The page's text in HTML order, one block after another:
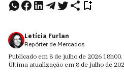
Letícia Furlan
Repórter de Mercados
Publicado em 8 de julho de 2026 18h00.
Última atualização em 8 de julho de